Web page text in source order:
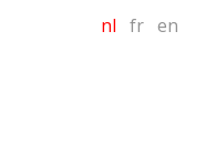
nl fr en